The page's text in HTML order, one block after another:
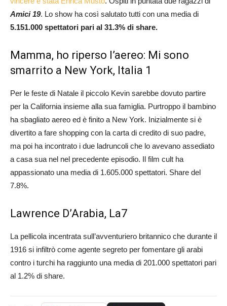
Amici 19. Lo show ha così salutato tutti con una media di
5.151.000 spettatori pari al 31.3% di share.
Mamma, ho riperso l’aereo: Mi sono
smarrito a New York, Italia 1
Per le feste di Natale il piccolo Kevin sarebbe dovuto partire
per la California insieme alla sua famiglia. Purtroppo il bambino
ha sbagliato aereo ed è finito a New York. Inizialmente si è
divertito a fare shopping con la carta di credito di suo padre,
ma poi ha incontrato i due ladruncoli che lo avevano assediato
a casa sua nel nel precedente episodio. Il film cult ha
appassionato una media di 1.605.000 spettatori. Share del
7.8%.
Lawrence D’Arabia, La7
La pellicola incentrata sull’avventuriero britannico che durante il
1916 si infiltrò come agente segreto per fomentare gli arabi
contro i turchi ha raggiunto una media di 201.000 spettatori pari
al 1.2% di share.